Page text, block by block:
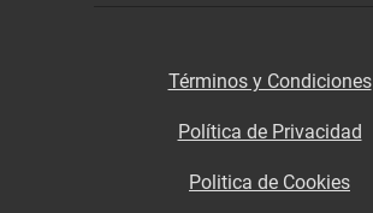
Términos y Condiciones
Política de Privacidad
Politica de Cookies